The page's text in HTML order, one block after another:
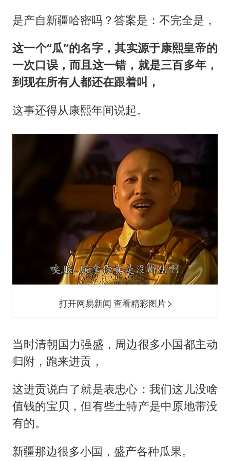
是产自新疆哈密吗？答案是：不完全是，
这一个“瓜”的名字，其实源于康熙皇帝的
一次口误，而且这一错，就是三百多年，
到现在所有人都还在跟着叫，
这事还得从康熙年间说起。
打开网易新闻 查看精彩图片
当时清朝国力强盛，周边很多小国都主动
归附，跑来进贡，
这进贡说白了就是表忠心：我们这儿没啥
值钱的宝贝，但有些土特产是中原地带没
有的。
新疆那边很多小国，盛产各种瓜果。